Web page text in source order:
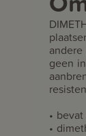
geen
•
•